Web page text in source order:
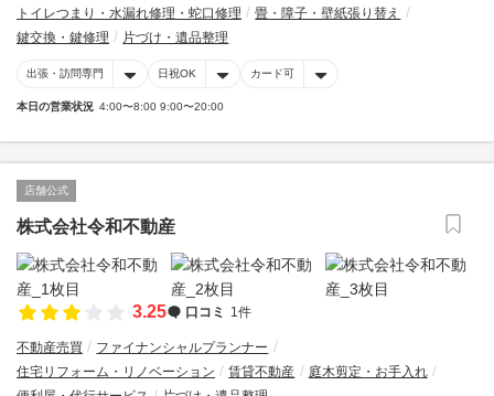
トイレつまり・水漏れ修理・蛇口修理
畳・障子・壁紙張り替え
鍵交換・鍵修理
片づけ・遺品整理
出張・訪問専門 日祝OK カード可
本日の営業状況 4:00〜8:00 9:00〜20:00
店舗公式
株式会社令和不動産
3.25 口コミ 1件
不動産売買
ファイナンシャルプランナー
住宅リフォーム・リノベーション
賃貸不動産
庭木剪定・お手入れ